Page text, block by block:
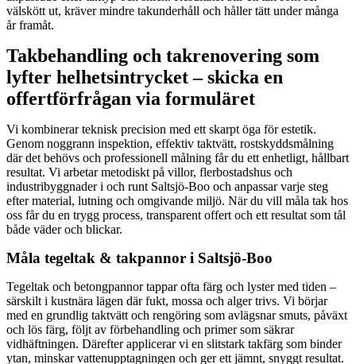
välskött ut, kräver mindre takunderhåll och håller tätt under många
år framåt.
Takbehandling och takrenovering som
lyfter helhetsintrycket – skicka en
offertförfrågan via formuläret
Vi kombinerar teknisk precision med ett skarpt öga för estetik.
Genom noggrann inspektion, effektiv taktvätt, rostskyddsmålning
där det behövs och professionell målning får du ett enhetligt, hållbart
resultat. Vi arbetar metodiskt på villor, flerbostadshus och
industribyggnader i och runt Saltsjö-Boo och anpassar varje steg
efter material, lutning och omgivande miljö. När du vill måla tak hos
oss får du en trygg process, transparent offert och ett resultat som tål
både väder och blickar.
Måla tegeltak & takpannor i Saltsjö-Boo
Tegeltak och betongpannor tappar ofta färg och lyster med tiden –
särskilt i kustnära lägen där fukt, mossa och alger trivs. Vi börjar
med en grundlig taktvätt och rengöring som avlägsnar smuts, påväxt
och lös färg, följt av förbehandling och primer som säkrar
vidhäftningen. Därefter applicerar vi en slitstark takfärg som binder
ytan, minskar vattenupptagningen och ger ett jämnt, snyggt resultat.